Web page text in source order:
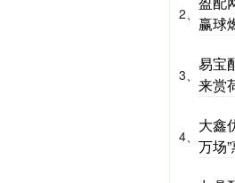
2、 赢球
3、
易宝
来赏
4、
大鑫
万场